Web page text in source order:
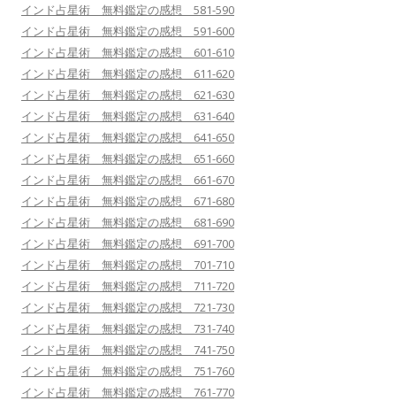
インド占星術 無料鑑定の感想 581-590
インド占星術 無料鑑定の感想 591-600
インド占星術 無料鑑定の感想 601-610
インド占星術 無料鑑定の感想 611-620
インド占星術 無料鑑定の感想 621-630
インド占星術 無料鑑定の感想 631-640
インド占星術 無料鑑定の感想 641-650
インド占星術 無料鑑定の感想 651-660
インド占星術 無料鑑定の感想 661-670
インド占星術 無料鑑定の感想 671-680
インド占星術 無料鑑定の感想 681-690
インド占星術 無料鑑定の感想 691-700
インド占星術 無料鑑定の感想 701-710
インド占星術 無料鑑定の感想 711-720
インド占星術 無料鑑定の感想 721-730
インド占星術 無料鑑定の感想 731-740
インド占星術 無料鑑定の感想 741-750
インド占星術 無料鑑定の感想 751-760
インド占星術 無料鑑定の感想 761-770